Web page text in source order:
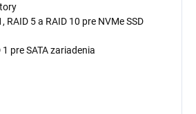
RAID 5 a RAID 10 pre NVMe SSD
pre SATA zariadenia